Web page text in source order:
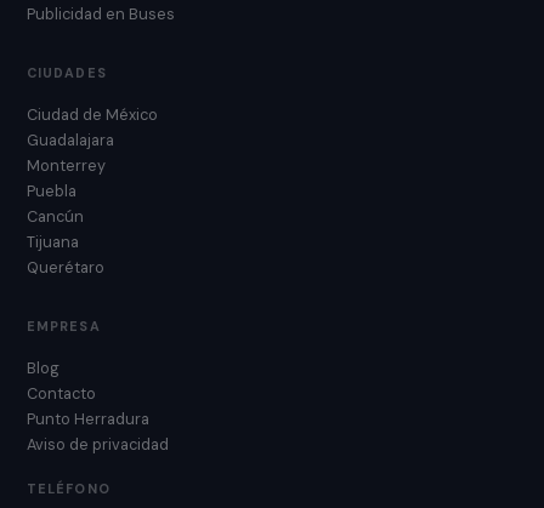
Publicidad en Buses
CIUDADES
Ciudad de México
Guadalajara
Monterrey
Puebla
Cancún
Tijuana
Querétaro
EMPRESA
Blog
Contacto
Punto Herradura
Aviso de privacidad
TELÉFONO